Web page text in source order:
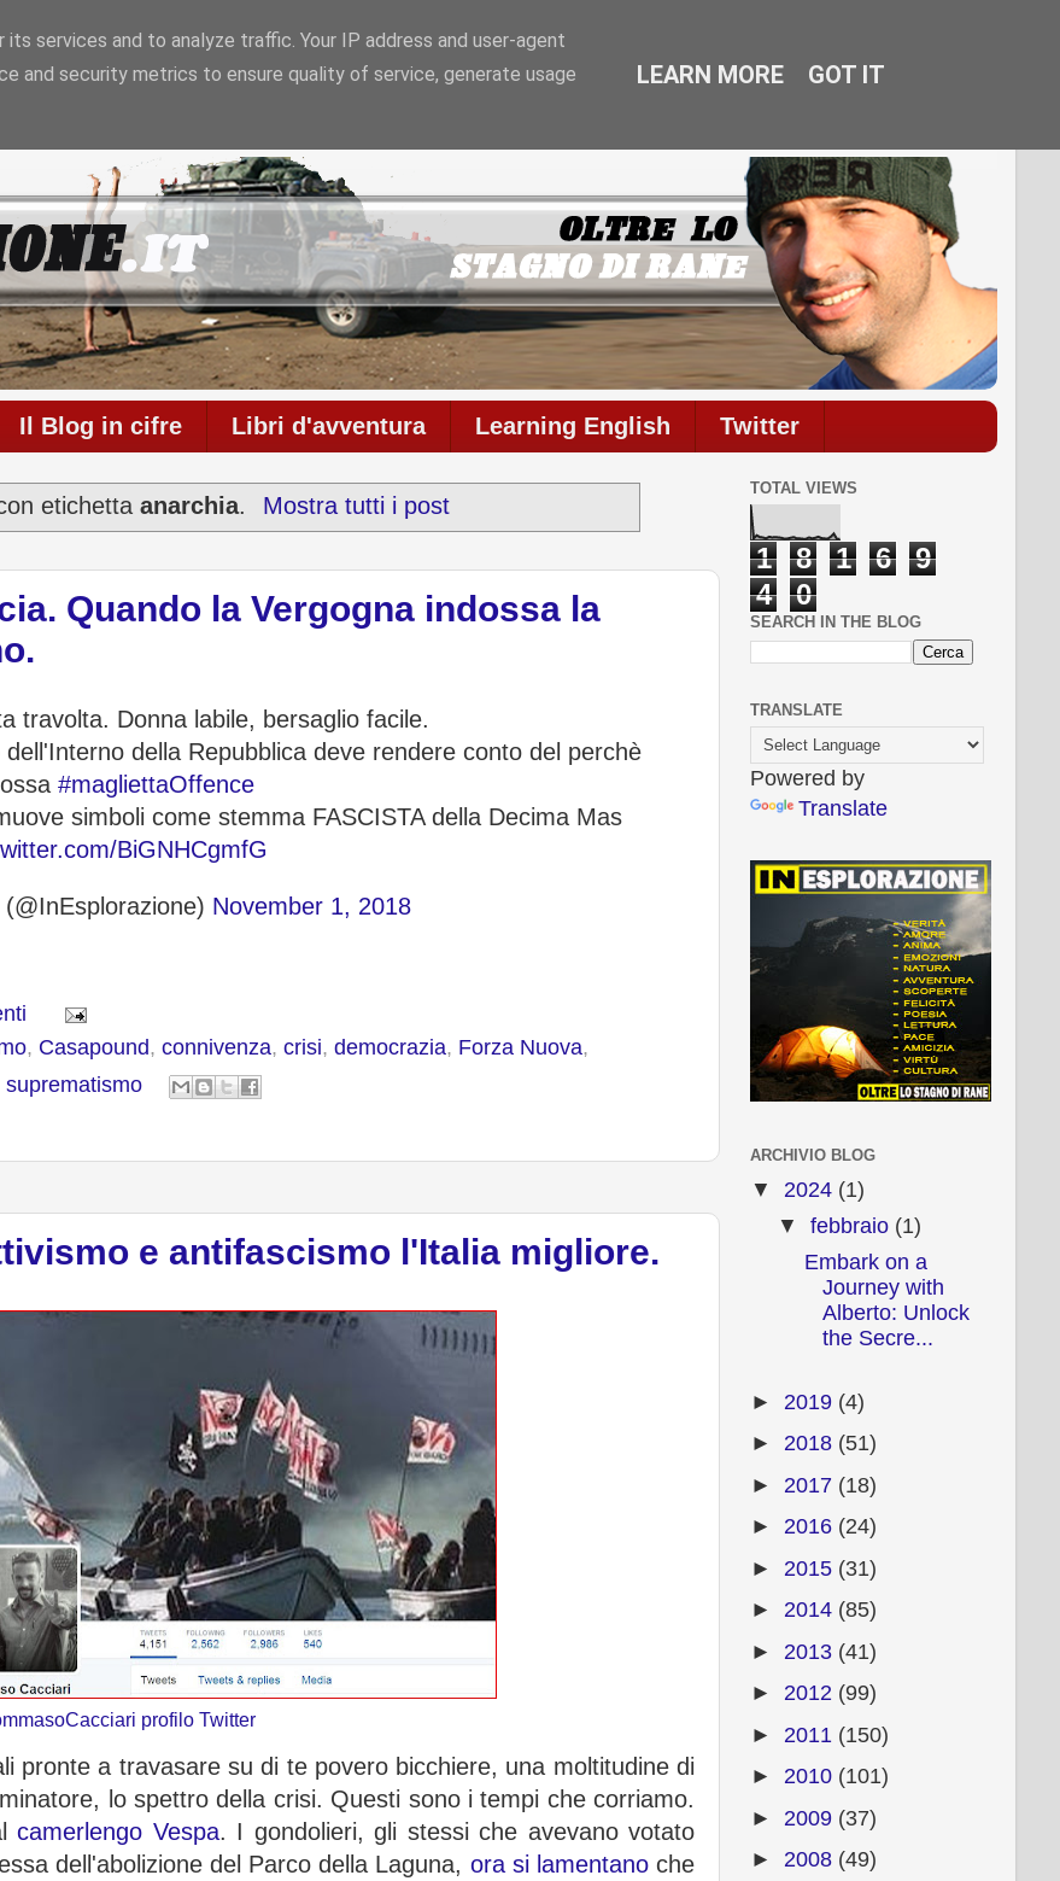
è in onda da
Il Blog in cifre Libri d'avventura Learning English Twitter
etichettaanarchia. Mostra tutti i post
Quando la Vergogna indossa la
travolta. Donna labile, bersaglio facile.
dell'Interno della Repubblica deve rendere conto del perchè
#magliettaOffence
simboli come stemma FASCISTA della Decima Mas
BiGNHCgmfG
November 1, 2018
, Casapound, connivenza, crisi, democrazia, Forza Nuova,
suprematismo
e antifascismo l'Italia migliore.
profilo Twitter
pronte a travasare su di te povero bicchiere, una moltitudine di
lo spettro della crisi. Questi sono i tempi che corriamo.
camerlengo Vespa. I gondolieri, gli stessi che avevano votato
dell'abolizione del Parco della Laguna, ora si lamentanoche
TOTAL VIEWS
1 8 1 6
9
4
0
SEARCH IN THE BLOG
TRANSLATE
Powered by
Translate
ARCHIVIO BLOG
▼ 2024 (1)
▼ febbraio (1)
Embark on a
Journey with
Alberto: Unlock
the Secre...
► 2019 (4)
► 2018 (51)
► 2017 (18)
► 2016 (24)
► 2015 (31)
► 2014 (85)
► 2013 (41)
► 2012 (99)
► 2011 (150)
► 2010 (101)
► 2009 (37)
► 2008 (49)
services and to analyze traffic. Your IP address and user-agent
and security metrics to ensure quality of service, generate usage
LEARN MORE GOT IT